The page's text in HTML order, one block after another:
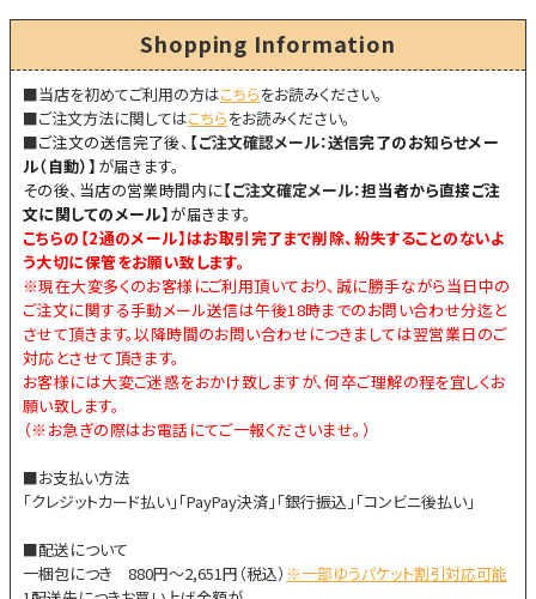
Shopping Information
■当店を初めてご利用の方はこちらをお読みください。
■ご注文方法に関してはこちらをお読みください。
■ご注文の送信完了後、 【ご注文確認メール：送信完了のお知らせメー
ル（自動）】 が届きます。
その後、当店の営業時間内に【ご注文確定メール：担当者から直接ご注
文に関してのメール】が届きます。
こちらの【2通のメール】はお取引完了まで削除、紛失することのないよ
う大切に保管をお願い致します。
※現在大変多くのお客様にご利用頂いており、誠に勝手ながら当日中の
ご注文に関する手動メール送信は午後18時までのお問い合わせ分迄と
させて頂きます。以降時間のお問い合わせにつきましては翌営業日のご
対応とさせて頂きます。
お客様には大変ご迷惑をおかけ致しますが、何卒ご理解の程を宜しくお
願い致します。
（※お急ぎの際はお電話にてご一報くださいませ。）
■お支払い方法
「クレジットカード払い」「PayPay決済」「銀行振込」「コンビニ後払い」
■配送について
一梱包につき 880円～2,651円（税込） ※一部ゆうパケット割引対応可能